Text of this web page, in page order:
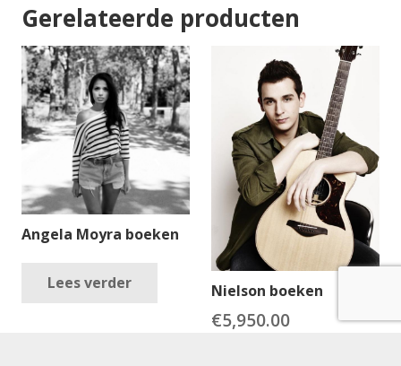
Gerelateerde producten
Angela Moyra boeken
Lees verder Nielson boeken
€5,950.00